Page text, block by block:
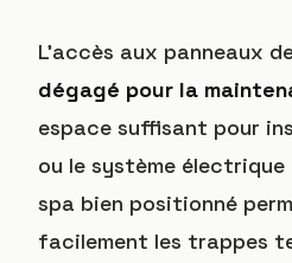
L’accès aux panneaux
dégagé pour la
espace suffisant pour
ou le système électrique
spa bien positionné
facilement les trappes